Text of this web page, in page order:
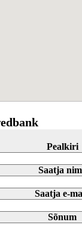
Pealkiri
Saatja
Saatja e-
Sõnum